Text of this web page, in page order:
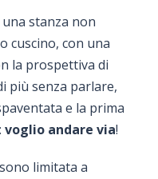
stanza non
cuscino, con una
la prospettiva di
più senza parlare,
e la prima
voglio andare via!
limitata a